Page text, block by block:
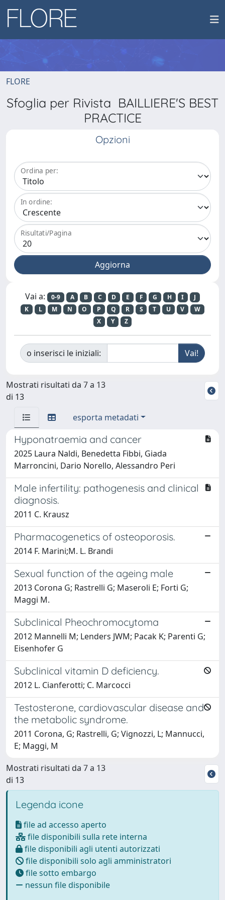
FLORE
Sfoglia per Rivista BAILLIERE'S BEST
PRACTICE
Opzioni
Ordina per:
In ordine:
Risultati/Pagina
Vai a: 0-9 A B C D E F G H I
J
K
L M N O P Q R S T U V
W
X
Y Z
o inserisci le iniziali:
Mostrati risultati da 7 a 13
di 13
esporta metadati
Hyponatraemia and cancer
2025 Laura Naldi, Benedetta Fibbi, Giada
Marroncini, Dario Norello, Alessandro Peri
Male infertility: pathogenesis and clinical
diagnosis.
2011 C. Krausz
Pharmacogenetics of osteoporosis.
2014 F. Marini;M. L. Brandi
Sexual function of the ageing male
2013 Corona G; Rastrelli G; Maseroli E; Forti G;
Maggi M.
Subclinical Pheochromocytoma
2012 Mannelli M; Lenders JWM; Pacak K; Parenti G;
Eisenhofer G
Subclinical vitamin D deficiency.
2012 L. Cianferotti; C. Marcocci
Testosterone, cardiovascular disease and
the metabolic syndrome.
2011 Corona, G; Rastrelli, G; Vignozzi, L; Mannucci,
E; Maggi, M
Mostrati risultati da 7 a 13
di 13
Legenda icone
file ad accesso aperto
file disponibili sulla rete interna
file disponibili agli utenti autorizzati
file disponibili solo agli amministratori
file sotto embargo
nessun file disponibile